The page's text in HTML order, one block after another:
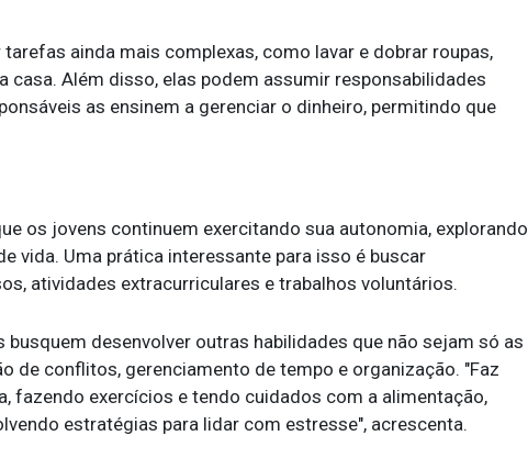
ainda mais complexas, como lavar e dobrar roupas,
Além disso, elas podem assumir responsabilidades
as ensinem a gerenciar o dinheiro, permitindo que
os jovens continuem exercitando sua autonomia, explorando
vida. Uma prática interessante para isso é buscar
atividades extracurriculares e trabalhos voluntários.
desenvolver outras habilidades que não sejam só as
de conflitos, gerenciamento de tempo e organização. "Faz
fazendo exercícios e tendo cuidados com a alimentação,
estratégias para lidar com estresse", acrescenta.